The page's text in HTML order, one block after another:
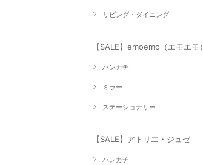
リビング・ダイニング
【SALE】emoemo（エモエモ）
ハンカチ
ミラー
ステーショナリー
【SALE】アトリエ・ジュゼ
ハンカチ